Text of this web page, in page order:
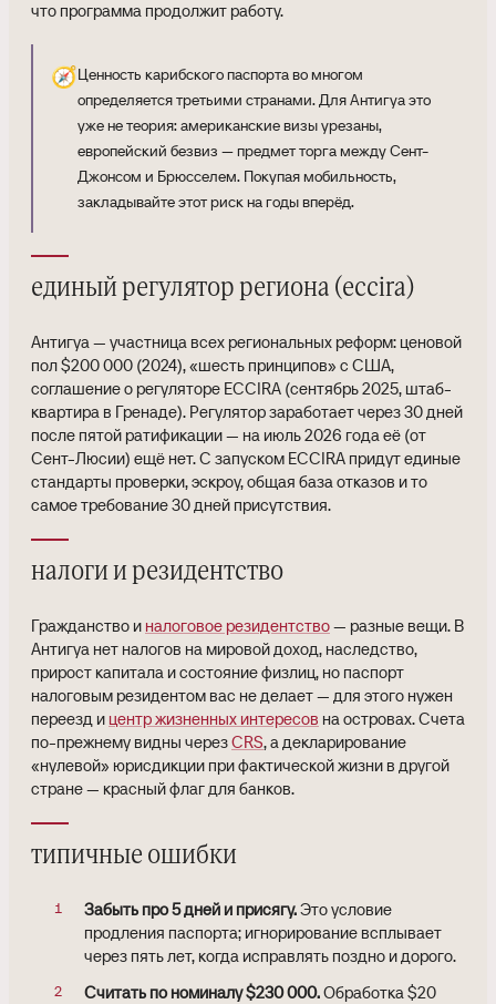
что программа продолжит работу.
🧭Ценность карибского паспорта во многом
определяется третьими странами. Для Антигуа это
уже не теория: американские визы урезаны,
европейский безвиз — предмет торга между Сент-
Джонсом и Брюсселем. Покупая мобильность,
закладывайте этот риск на годы вперёд.
единый регулятор региона (eccira)
Антигуа — участница всех региональных реформ: ценовой
пол $200 000 (2024), «шесть принципов» с США,
соглашение о регуляторе ECCIRA (сентябрь 2025, штаб-
квартира в Гренаде). Регулятор заработает через 30 дней
после пятой ратификации — на июль 2026 года её (от
Сент-Люсии) ещё нет. С запуском ECCIRA придут единые
стандарты проверки, эскроу, общая база отказов и то
самое требование 30 дней присутствия.
налоги и резидентство
Гражданство и налоговое резидентство— разные вещи. В
Антигуа нет налогов на мировой доход, наследство,
прирост капитала и состояние физлиц, но паспорт
налоговым резидентом вас не делает — для этого нужен
переезд и центр жизненных интересов на островах. Счета
по-прежнему видны черезCRS, а декларирование
«нулевой» юрисдикции при фактической жизни в другой
стране — красный флаг для банков.
типичные ошибки
Забыть про 5 дней и присягу.Это условие
продления паспорта; игнорирование всплывает
через пять лет, когда исправлять поздно и дорого.
Считать по номиналу $230 000.Обработка $20